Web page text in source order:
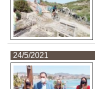
24/5/2021